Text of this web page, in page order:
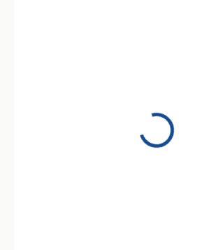
Motul SPECIFIC 2312